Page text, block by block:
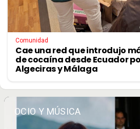
Comunidad
Cae una red que introdujo
de cocaína desde Ecuador
Algeciras y Málaga
OCIO Y MÚSICA